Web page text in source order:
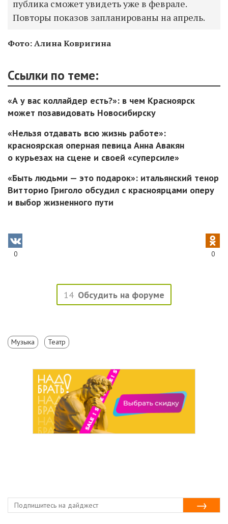
публика сможет увидеть уже в феврале.
Повторы показов запланированы на апрель.
Фото: Алина Ковригина
Ссылки по теме:
«А у вас коллайдер есть?»: в чем Красноярск
может позавидовать Новосибирску
«Нельзя отдавать всю жизнь работе»:
красноярская оперная певица Анна Авакян
о курьезах на сцене и своей «суперсиле»
«Быть людьми — это подарок»: итальянский тенор
Витторио Григоло обсудил с красноярцами оперу
и выбор жизненного пути
0 0
14 Обсудить на форуме
Музыка Театр